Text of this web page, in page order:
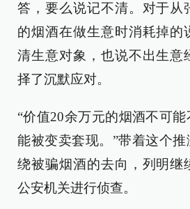
答，要么说记不清。对于从
的烟酒在做生意时消耗掉的
清生意对象，也说不出生意
择了沉默应对。
“价值20余万元的烟酒不可
能被变卖套现。”带着这个
绕被骗烟酒的去向，列明继
公安机关进行侦查。